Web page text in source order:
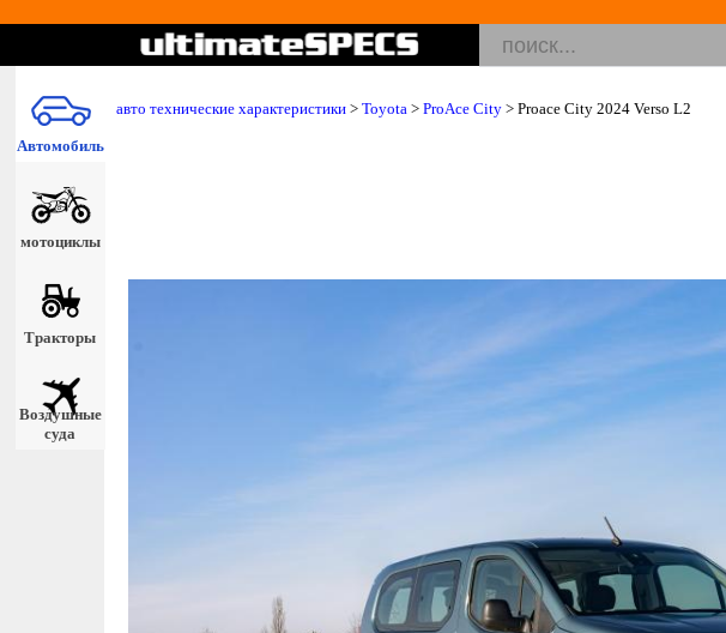
Автомобиль
мотоциклы
Тракторы
Воздушные
суда
авто технические характеристики > Toyota > ProAce City > Proace City 2024 Verso L2